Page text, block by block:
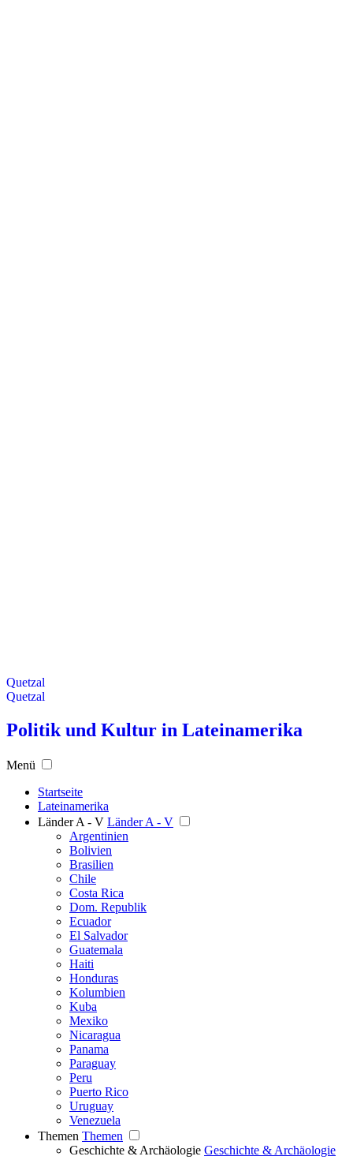
Quetzal
Quetzal
Politik und Kultur in Lateinamerika
Menü
Startseite
Lateinamerika
Länder A - V Länder A - V
Argentinien
Bolivien
Brasilien
Chile
Costa Rica
Dom. Republik
Ecuador
El Salvador
Guatemala
Haiti
Honduras
Kolumbien
Kuba
Mexiko
Nicaragua
Panama
Paraguay
Peru
Puerto Rico
Uruguay
Venezuela
Themen Themen
Geschichte & Archäologie Geschichte & Archäologie